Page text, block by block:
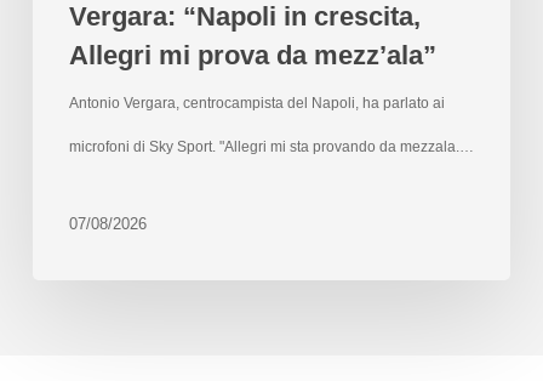
Vergara: “Napoli in crescita,
Allegri mi prova da mezz’ala”
Antonio Vergara, centrocampista del Napoli, ha parlato ai
microfoni di Sky Sport. "Allegri mi sta provando da mezzala.…
07/08/2026